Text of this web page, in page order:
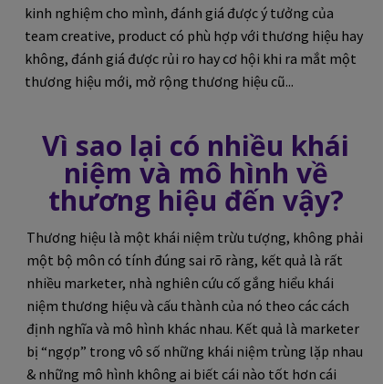
kinh nghiệm cho mình, đánh giá được ý tưởng của
team creative, product có phù hợp với thương hiệu hay
không, đánh giá được rủi ro hay cơ hội khi ra mắt một
thương hiệu mới, mở rộng thương hiệu cũ...
Thương hiệu là một khái niệm trừu tượng, không phải
một bộ môn có tính đúng sai rõ ràng, kết quả là rất
nhiều marketer, nhà nghiên cứu cố gắng hiểu khái
niệm thương hiệu và cấu thành của nó theo các cách
định nghĩa và mô hình khác nhau. Kết quả là marketer
bị “ngợp” trong vô số những khái niệm trùng lặp nhau
& những mô hình không ai biết cái nào tốt hơn cái
Vì sao lại có nhiều khái
niệm và mô hình về
thương hiệu đến vậy?